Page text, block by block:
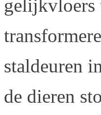
gelijkvloers
staldeuren
de dieren